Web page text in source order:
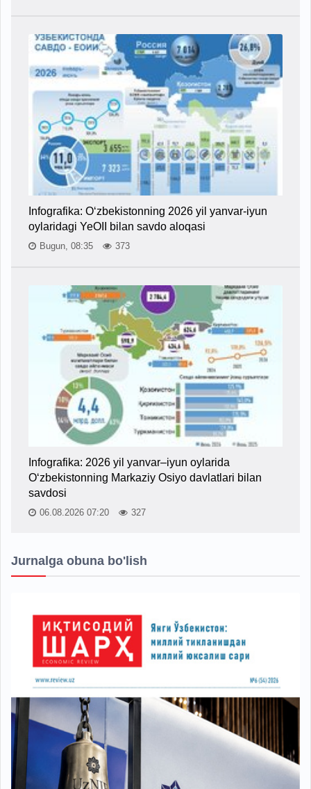
Infografika: O‘zbekistonning 2026 yil yanvar-iyun
oylaridagi YeOII bilan savdo aloqasi
Bugun, 08:35 373
Infografika: 2026 yil yanvar–iyun oylarida
O‘zbekistonning Markaziy Osiyo davlatlari bilan
savdosi
06.08.2026 07:20 327
Jurnalga obuna bo'lish